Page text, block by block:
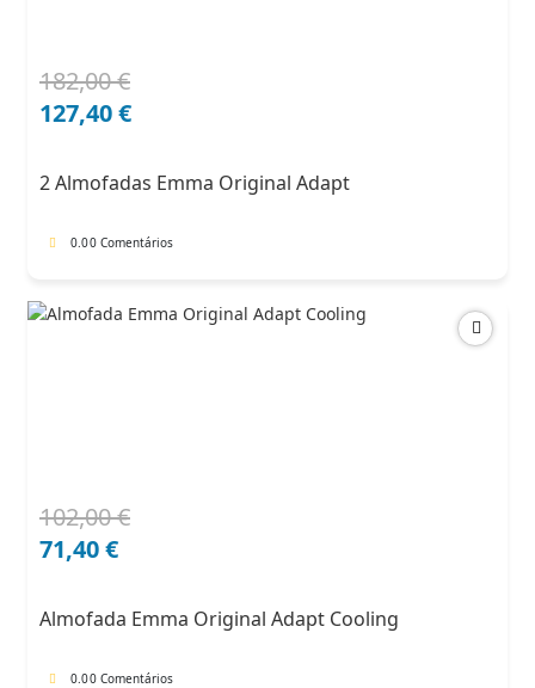
182,00€
O
preço
182,00 €.
127,40€
O
preço
127,40 €.
2 Almofadas Emma Original Adapt
0.00 Comentários
102,00€
O
preço
102,00 €.
71,40€
O
preço
71,40 €.
Almofada Emma Original Adapt Cooling
0.00 Comentários